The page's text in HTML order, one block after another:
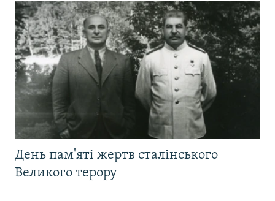
День пам'яті жертв сталінського
Великого терору